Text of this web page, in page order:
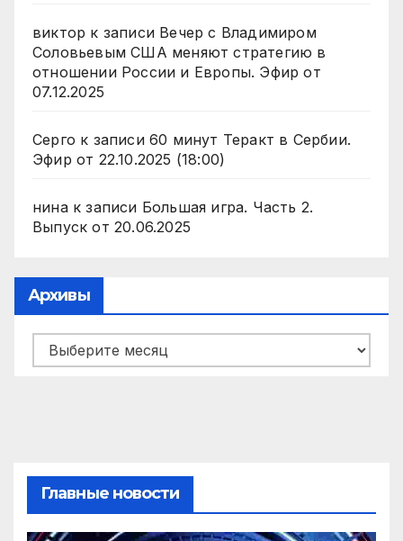
виктор к записи Вечер с Владимиром
Соловьевым США меняют стратегию в
отношении России и Европы. Эфир от
07.12.2025
Серго к записи 60 минут Теракт в Сербии.
Эфир от 22.10.2025 (18:00)
нинак записи Большая игра. Часть 2.
Выпуск от 20.06.2025
Архивы
Архивы
Главные новости